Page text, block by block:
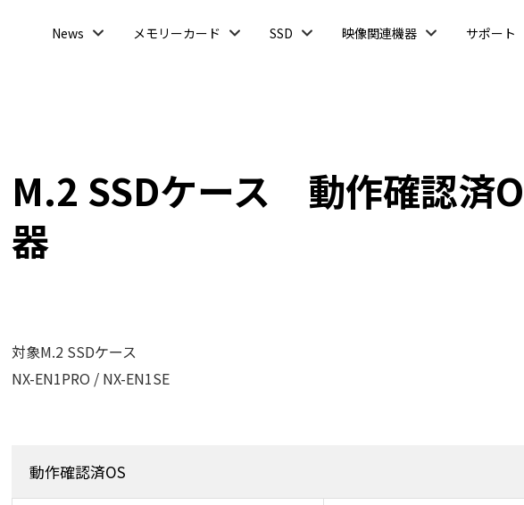
News 開 メモリーカード 開 SSD 開 映像関連機器 開 サポート
M.2 SSDケース 動作確認済
器
対象M.2 SSDケース
NX-EN1PRO / NX-EN1SE
動作確認済OS